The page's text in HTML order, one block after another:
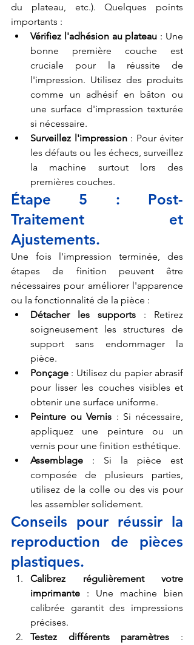
du plateau, etc.). Quelques points
importants :
Vérifiez l'adhésion au plateau : Une
bonne première couche est
cruciale pour la réussite de
l'impression. Utilisez des produits
comme un adhésif en bâton ou
une surface d'impression texturée
si nécessaire.
Surveillez l'impression : Pour éviter
les défauts ou les échecs, surveillez
la machine surtout lors des
premières couches.
Étape 5 : Post-
Traitement et
Ajustements.
Une fois l'impression terminée, des
étapes de finition peuvent être
nécessaires pour améliorer l'apparence
ou la fonctionnalité de la pièce :
Détacher les supports : Retirez
soigneusement les structures de
support sans endommager la
pièce.
Ponçage : Utilisez du papier abrasif
pour lisser les couches visibles et
obtenir une surface uniforme.
Peinture ou Vernis : Si nécessaire,
appliquez une peinture ou un
vernis pour une finition esthétique.
Assemblage : Si la pièce est
composée de plusieurs parties,
utilisez de la colle ou des vis pour
les assembler solidement.
Conseils pour réussir la
reproduction de pièces
plastiques.
Calibrez régulièrement votre
imprimante : Une machine bien
calibrée garantit des impressions
précises.
Testez différents paramètres :